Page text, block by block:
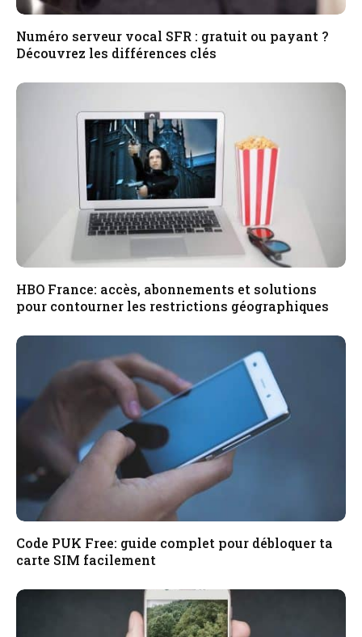
Numéro serveur vocal SFR : gratuit ou payant ?
Découvrez les différences clés
HBO France: accès, abonnements et solutions
pour contourner les restrictions géographiques
Code PUK Free: guide complet pour débloquer ta
carte SIM facilement